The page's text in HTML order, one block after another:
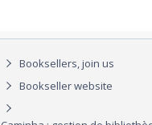
Booksellers, join us
Bookseller website